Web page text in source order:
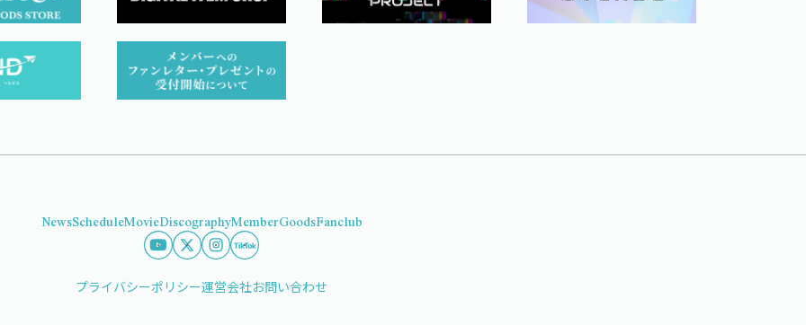
NewsScheduleMovieDiscographyMemberGoodsFanclub
プライバシーポリシー運営会社お問い合わせ